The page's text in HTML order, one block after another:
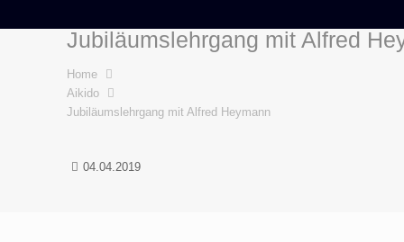
Jubiläumslehrgang mit Alfred
Home
Aikido
Jubiläumslehrgang mit Alfred Heymann
04.04.2019